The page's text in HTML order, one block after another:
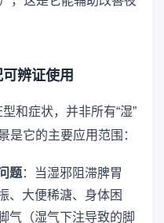
辨证使用
和症状，并非所有“湿”
是它的主要应用范围：
题：当湿邪阻滞脾胃
、大便稀溏、身体困
气（湿气下注导致的脚